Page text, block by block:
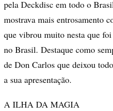
pela Deckdisc em todo o
mostrava mais entrosamento
que vibrou muito nesta que
no Brasil. Destaque como
de Don Carlos que deixou
a sua apresentação.
A ILHA DA MAGIA